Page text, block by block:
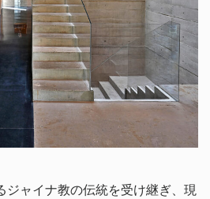
ジャイナ教の伝統を受け継ぎ、現